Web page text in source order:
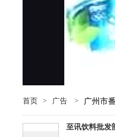
首页 > 广告 > 广州市
至讯饮料批发